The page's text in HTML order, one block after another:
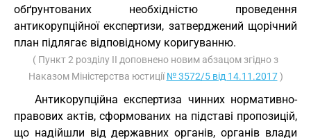
обґрунтованих необхідністю проведення
антикорупційної експертизи, затверджений щорічний
план підлягає відповідному коригуванню.
( Пункт 2 розділу II доповнено новим абзацом згідно з
Наказом Міністерства юстиції№ 3572/5 від 14.11.2017)
Антикорупційна експертиза чинних нормативно-
правових актів, сформованих на підставі пропозицій,
що надійшли від державних органів, органів влади